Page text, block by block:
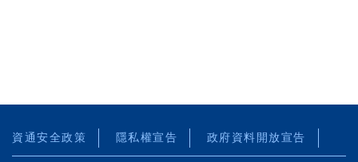
資通安全政策 隱私權宣告 政府資料開放宣告